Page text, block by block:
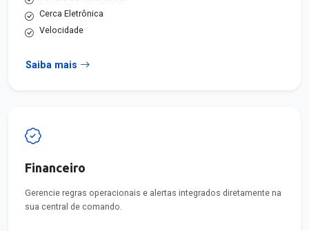
Cerca Eletrônica
Velocidade
Saiba mais
Financeiro
Gerencie regras operacionais e alertas integrados diretamente na
sua central de comando.